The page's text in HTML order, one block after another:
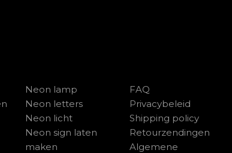
Neon lamp
Neon letters
Neon licht
Neon sign laten
maken
FAQ
Privacybeleid
Shipping policy
Retourzendingen
Algemene